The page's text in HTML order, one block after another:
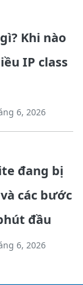
Khi nào
IP class
6, 2026
đang bị
các bước
đầu
6, 2026